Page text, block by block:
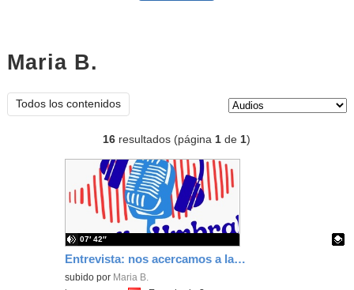
Maria B.
Todos los contenidos
16 resultados (página1 de1)
Entrevista: nos acercamos a la vida profesional de Jaime Bornstein, jefe de departamento de E.Física.
Contenido educativo.
subido por Maria B.
07′ 42″